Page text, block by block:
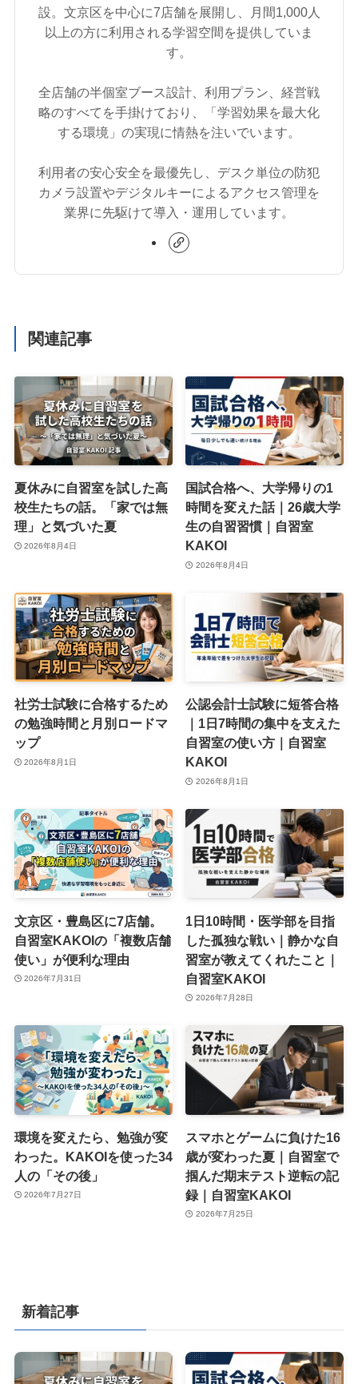
設。文京区を中心に7店舗を展開し、月間1,000人
以上の方に利用される学習空間を提供していま
す。
全店舗の半個室ブース設計、利用プラン、経営戦
略のすべてを手掛けており、「学習効果を最大化
する環境」の実現に情熱を注いでいます。
利用者の安心安全を最優先し、デスク単位の防犯
カメラ設置やデジタルキーによるアクセス管理を
業界に先駆けて導入・運用しています。
関連記事
夏休みに自習室を試した高
校生たちの話。「家では無
理」と気づいた夏
2026年8月4日
国試合格へ、大学帰りの1
時間を変えた話｜26歳大学
生の自習習慣｜自習室
KAKOI
2026年8月4日
社労士試験に合格するため
の勉強時間と月別ロードマ
ップ
2026年8月1日
公認会計士試験に短答合格
｜1日7時間の集中を支えた
自習室の使い方｜自習室
KAKOI
2026年8月1日
文京区・豊島区に7店舗。
自習室KAKOIの「複数店舗
使い」が便利な理由
2026年7月31日
1日10時間・医学部を目指
した孤独な戦い｜静かな自
習室が教えてくれたこと｜
自習室KAKOI
2026年7月28日
環境を変えたら、勉強が変
わった。KAKOIを使った34
人の「その後」
2026年7月27日
スマホとゲームに負けた16
歳が変わった夏｜自習室で
掴んだ期末テスト逆転の記
録｜自習室KAKOI
2026年7月25日
新着記事